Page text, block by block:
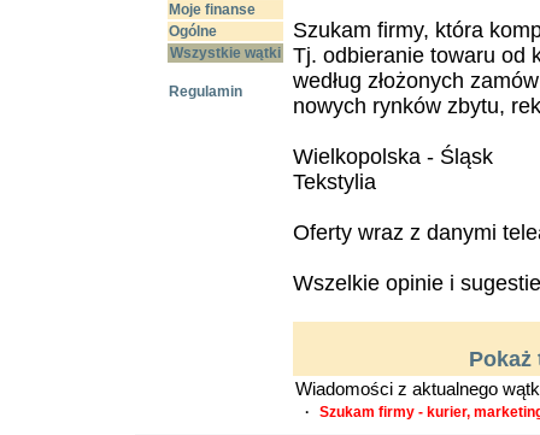
Moje finanse
Ogólne
Wszystkie wątki
Regulamin
Szukam firmy, która
Tj. odbieranie towaru od
według złożonych
nowych rynków zbytu,
Wielkopolska - Śląsk
Tekstylia
Oferty wraz z danymi
Wszelkie opinie i
Wiadomości z aktualnego
· Szukam firmy - kurier,